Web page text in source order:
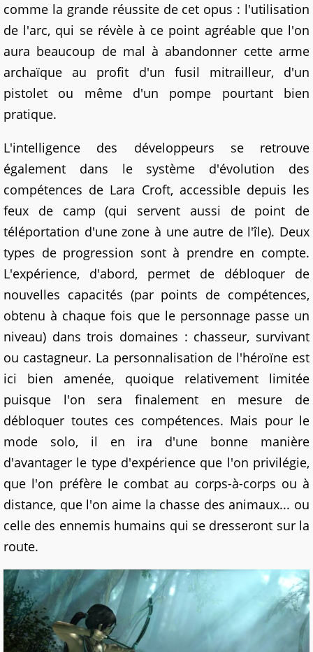
comme la grande réussite de cet opus : l'utilisation
de l'arc, qui se révèle à ce point agréable que l'on
aura beaucoup de mal à abandonner cette arme
archaïque au profit d'un fusil mitrailleur, d'un
pistolet ou même d'un pompe pourtant bien
pratique.
L'intelligence des développeurs se retrouve
également dans le système d'évolution des
compétences de Lara Croft, accessible depuis les
feux de camp (qui servent aussi de point de
téléportation d'une zone à une autre de l'île). Deux
types de progression sont à prendre en compte.
L'expérience, d'abord, permet de débloquer de
nouvelles capacités (par points de compétences,
obtenu à chaque fois que le personnage passe un
niveau) dans trois domaines : chasseur, survivant
ou castagneur. La personnalisation de l'héroïne est
ici bien amenée, quoique relativement limitée
puisque l'on sera finalement en mesure de
débloquer toutes ces compétences. Mais pour le
mode solo, il en ira d'une bonne manière
d'avantager le type d'expérience que l'on privilégie,
que l'on préfère le combat au corps-à-corps ou à
distance, que l'on aime la chasse des animaux... ou
celle des ennemis humains qui se dresseront sur la
route.